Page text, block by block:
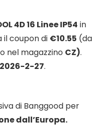
4D 16 Linee IP54 in
il coupon di €10.55 (da
nel magazzino CZ).
2026-2-27.
di Banggood per
dall’Europa.